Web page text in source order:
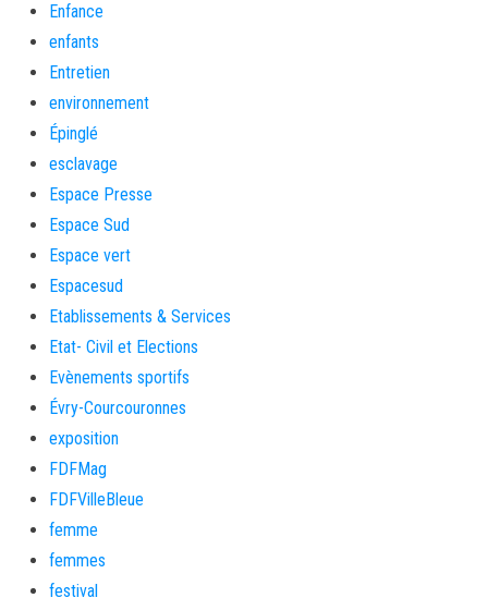
Enfance
enfants
Entretien
environnement
Épinglé
esclavage
Espace Presse
Espace Sud
Espace vert
Espacesud
Etablissements & Services
Etat- Civil et Elections
Evènements sportifs
Évry-Courcouronnes
exposition
FDFMag
FDFVilleBleue
femme
femmes
festival